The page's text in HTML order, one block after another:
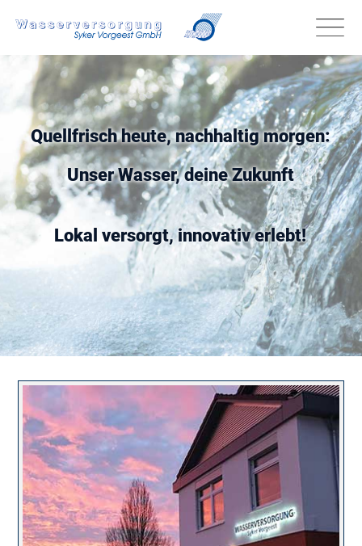
Quellfrisch heute, nachhaltig morgen:
Unser Wasser, deine Zukunft
Lokal versorgt, innovativ erlebt!
--> -->